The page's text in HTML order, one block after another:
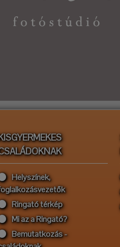
Helyszínek,
Ringató térkép
Mi az a Ringató?
Bemutatkozás -